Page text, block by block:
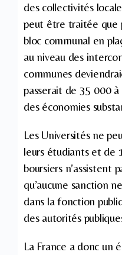
des collectivités
peut être traitée que
bloc communal en
au niveau des
communes
passerait de 35 000
des économies
Les Universités ne
leurs étudiants et de
boursiers n’assistent
qu’aucune sanction
dans la fonction
des autorités
La France a donc un